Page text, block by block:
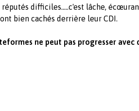
difficiles.....c'est lâche,
bien cachés derrière leur CDI.
ne peut pas progresser avec